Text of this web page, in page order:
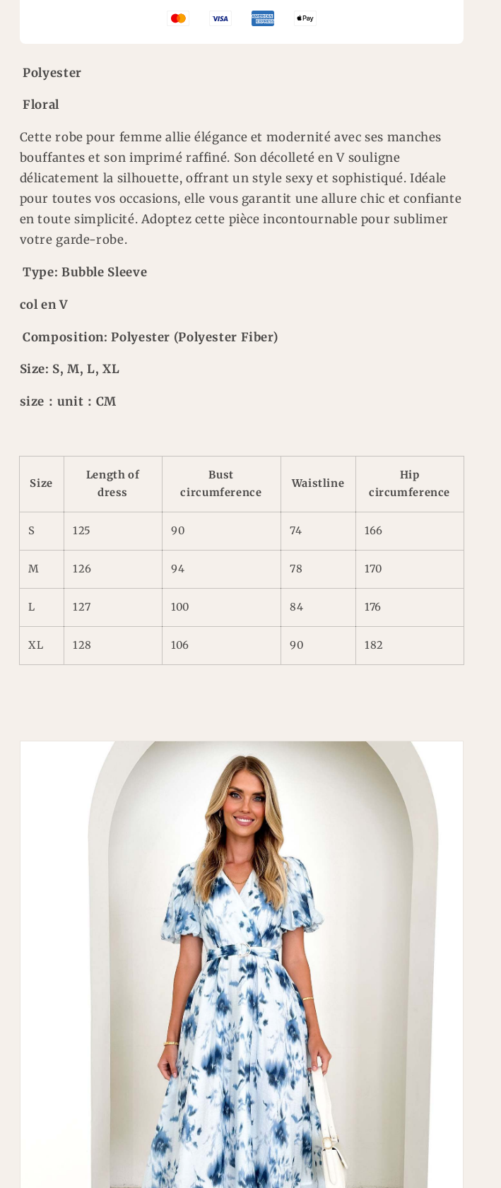
Polyester
Floral
Cette robe pour femme allie élégance et modernité avec ses manches
bouffantes et son imprimé raffiné. Son décolleté en V souligne
délicatement la silhouette, offrant un style sexy et sophistiqué. Idéale
pour toutes vos occasions, elle vous garantit une allure chic et confiante
en toute simplicité. Adoptez cette pièce incontournable pour sublimer
votre garde-robe.
Type: Bubble Sleeve
col en V
Composition: Polyester (Polyester Fiber)
Size: S, M, L, XL
size：unit：CM
Size
Length of
dress
Bust
circumference
Waistline
Hip
circumference
S 125 90 74 166
M 126 94 78 170
L 127 100 84 176
XL 128 106 90 182